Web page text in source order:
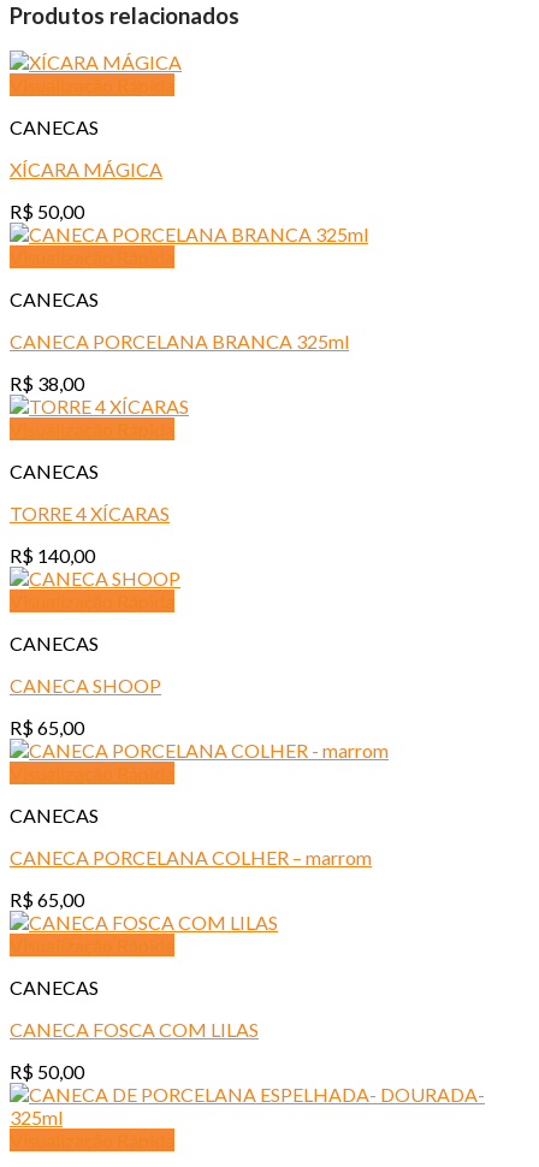
Produtos relacionados
CANECAS
XÍCARA MÁGICA
R$ 50,00
CANECAS
CANECA PORCELANA BRANCA 325ml
R$ 38,00
CANECAS
TORRE 4 XÍCARAS
R$ 140,00
CANECAS
CANECA SHOOP
R$65,00
CANECAS
CANECA PORCELANA COLHER – marrom
R$65,00
CANECAS
CANECA FOSCA COM LILAS
R$ 50,00